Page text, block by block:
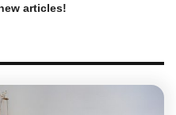
articles!